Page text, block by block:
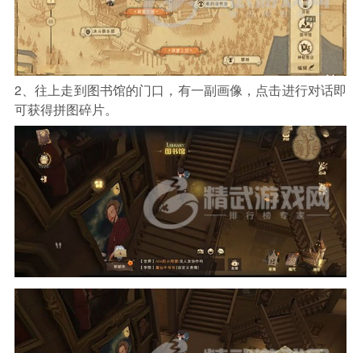
2、往上走到图书馆的门口，有一副画像，点击进行对话即
可获得拼图碎片。